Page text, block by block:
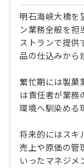
明石海峡大橋を
ン業務全般を担
ストランで提供
品の仕込みから
繁忙期には製菓
は責任者が業務
環境へ馴染める
将来的にはスキ
売上や原価の管
いったマネジメ